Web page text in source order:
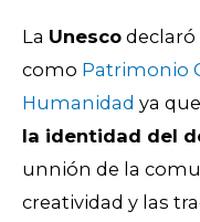
La Unesco declaró
como Patrimonio
Humanidad ya
la identidad del
unnión de la
creatividad y las